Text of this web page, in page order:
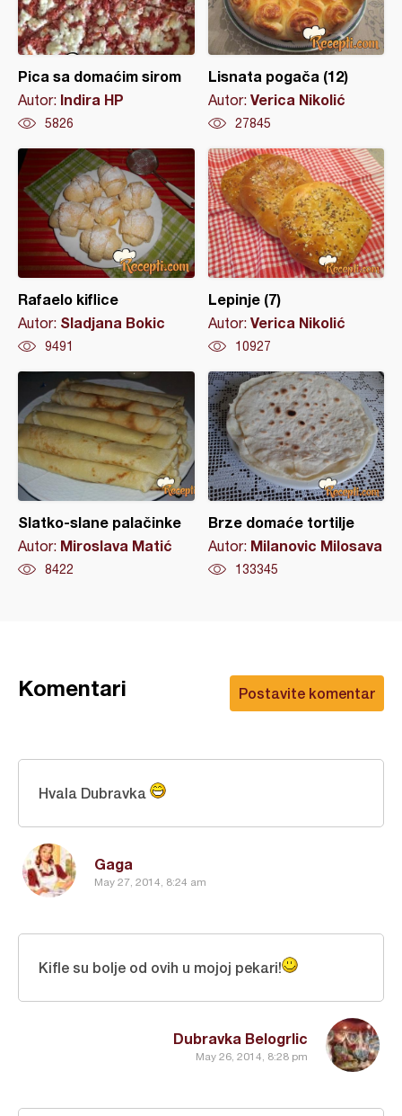
Pica sa domaćim sirom
Autor: Indira HP
5826
Lisnata pogača (12)
Autor: Verica Nikolić
27845
Rafaelo kiflice
Autor: Sladjana Bokic
9491
Lepinje (7)
Autor: Verica Nikolić
10927
Slatko-slane palačinke
Autor: Miroslava Matić
8422
Brze domaće tortilje
Autor: Milanovic Milosava
133345
Postavite komentar
Komentari
Gaga
May 27, 2014, 8:24 am
Hvala Dubravka
Dubravka Belogrlic
May 26, 2014, 8:28 pm
Kifle su bolje od ovih u mojoj pekari!